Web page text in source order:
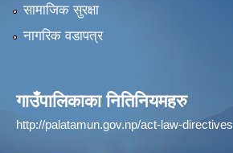
सामाजिक सुरक्षा
नागरिक वडापत्र
गाउँपालिकाका नितिनियमहरु
http://palatamun.gov.np/act-law-directives